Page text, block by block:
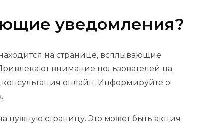
уведомления?
на странице, всплывающие
внимание пользователей на
онлайн. Информируйте о
нужную страницу. Это может быть акция